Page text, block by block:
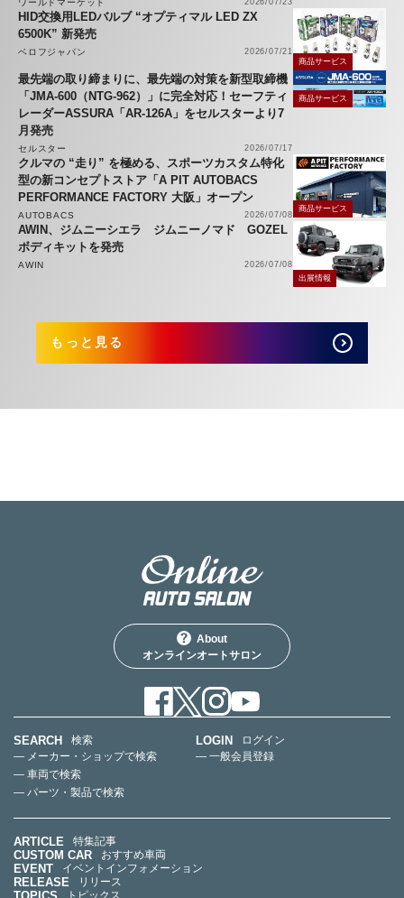
ワールドマーケット 2026/07/23
HID交換用LEDバルブ “オプティマル LED ZX
6500K” 新発売
ベロフジャパン
2026/07/21
商品サービス
最先端の取り締まりに、最先端の対策を新型取締機
「JMA-600（NTG-962）」に完全対応！セーフティ
レーダーASSURA「AR-126A」をセルスターより7
月発売
セルスター 2026/07/17
商品サービス
クルマの “走り” を極める、スポーツカスタム特化
型の新コンセプトストア「A PIT AUTOBACS
PERFORMANCE FACTORY 大阪」オープン
AUTOBACS 2026/07/08
商品サービス
AWIN、ジムニーシエラ ジムニーノマド GOZEL
ボディキットを発売
AWIN
2026/07/08
出展情報
もっと見る
About
オンラインオートサロン
SEARCH
検索
— メーカー・ショップで検索
— 車両で検索
— パーツ・製品で検索
LOGIN
ログイン
— 一般会員登録
ARTICLE 特集記事
CUSTOM CAR おすすめ車両
EVENT イベントインフォメーション
RELEASE リリース